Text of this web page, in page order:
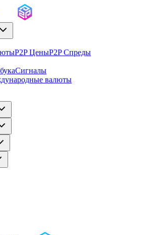
P2P ЦеныP2P Спреды
Сигналы
валюты